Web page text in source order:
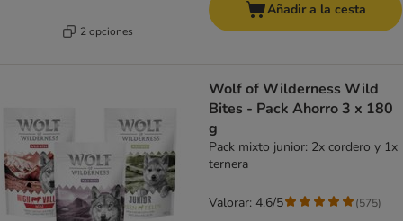
2 opciones
Añadir a la cesta
Wolf of Wilderness Wild
Bites - Pack Ahorro 3 x 180
g
Pack mixto junior: 2x cordero y 1x
ternera
Valorar: 4.6/5 (575)